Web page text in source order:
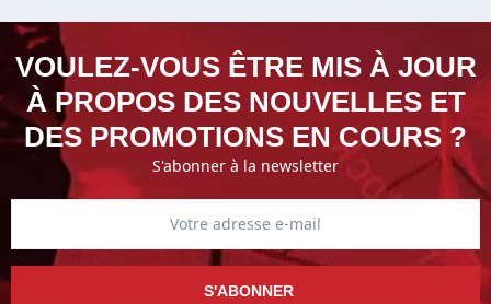
VOULEZ-VOUS ÊTRE MIS À JOUR
À PROPOS DES NOUVELLES ET
DES PROMOTIONS EN COURS ?
S'abonner à la newsletter
S'ABONNER